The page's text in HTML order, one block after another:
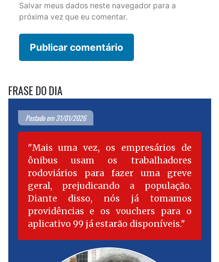
Salvar meus dados neste navegador para a
próxima vez que eu comentar.
FRASE DO DIA
Postado em 31/01/2026
Mais uma vez, os empresários de
ônibus usam os trabalhadores
rodoviários para fazer uma greve
geral, prejudicando a população.
Diante disso, nós já tomamos
providências e os vouchers para o
aplicativo 99 já estarão disponíveis.